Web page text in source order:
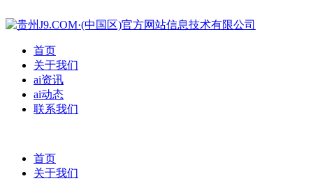
首页
关于我们
ai资讯
ai动态
联系我们
首页
关于我们